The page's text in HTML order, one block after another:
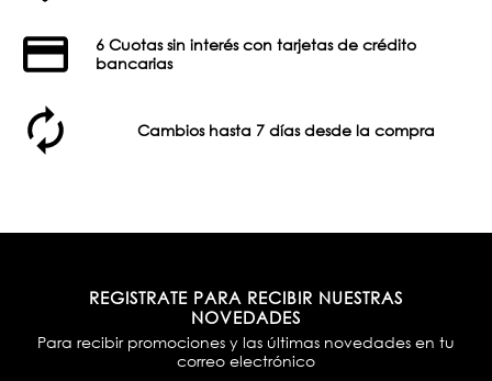
6 Cuotas sin interés con tarjetas de crédito
bancarias
Cambios hasta 7 días desde la compra
REGISTRATE PARA RECIBIR NUESTRAS
NOVEDADES
Para recibir promociones y las últimas novedades en tu
correo electrónico